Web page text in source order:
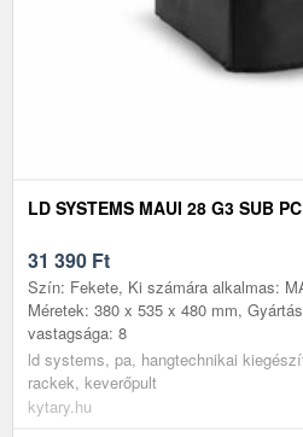
LD SYSTEMS MAUI 28 G3 SUB PC
31 390 Ft
Szín: Fekete, Ki számára alkalmas:
Méretek: 380 x 535 x 480 mm,
vastagsága: 8
ld systems, pa, hangtechnikai
rackek, keverőpult
kytary.hu